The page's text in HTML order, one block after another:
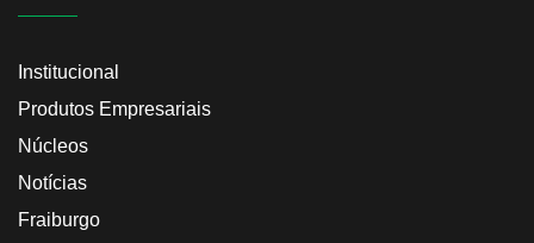
Institucional
Produtos Empresariais
Núcleos
Notícias
Fraiburgo